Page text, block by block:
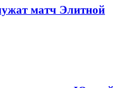
матч Элитной